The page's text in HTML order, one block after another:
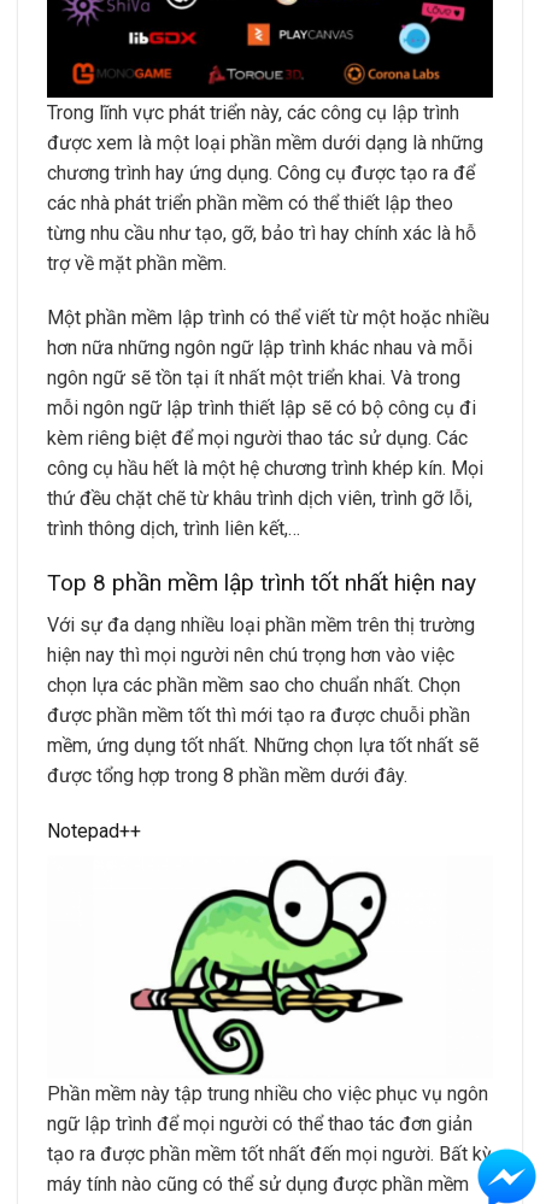
Trong lĩnh vực phát triển này, các công cụ lập trình
được xem là một loại phần mềm dưới dạng là những
chương trình hay ứng dụng. Công cụ được tạo ra để
các nhà phát triển phần mềm có thể thiết lập theo
từng nhu cầu như tạo, gỡ, bảo trì hay chính xác là hỗ
trợ về mặt phần mềm.
Một phần mềm lập trình có thể viết từ một hoặc nhiều
hơn nữa những ngôn ngữ lập trình khác nhau và mỗi
ngôn ngữ sẽ tồn tại ít nhất một triển khai. Và trong
mỗi ngôn ngữ lập trình thiết lập sẽ có bộ công cụ đi
kèm riêng biệt để mọi người thao tác sử dụng. Các
công cụ hầu hết là một hệ chương trình khép kín. Mọi
thứ đều chặt chẽ từ khâu trình dịch viên, trình gỡ lỗi,
trình thông dịch, trình liên kết,…
Top 8 phần mềm lập trình tốt nhất hiện nay
Với sự đa dạng nhiều loại phần mềm trên thị trường
hiện nay thì mọi người nên chú trọng hơn vào việc
chọn lựa các phần mềm sao cho chuẩn nhất. Chọn
được phần mềm tốt thì mới tạo ra được chuỗi phần
mềm, ứng dụng tốt nhất. Những chọn lựa tốt nhất sẽ
được tổng hợp trong 8 phần mềm dưới đây.
Notepad++
Phần mềm này tập trung nhiều cho việc phục vụ ngôn
ngữ lập trình để mọi người có thể thao tác đơn giản
tạo ra được phần mềm tốt nhất đến mọi người. Bất kỳ
máy tính nào cũng có thể sử dụng được phần mềm